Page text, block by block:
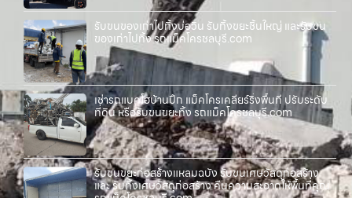
รับขนของเก่าไปทิ้งบ่อวิน รับทิ้งขยะชิ้นใหญ่ และรับขน
ของเก่าไปทิ้ง รถแม็คโครชลบุรี.com
เช่ารถแบคโฮบ้านปึก แม็คโครเคลียร์ริ่งพื้นที่ ปรับระดับ
ที่ดิน หรือรับขนขยะทิ้ง รถแม็คโครชลบุรี.com
รับขนขยะก่อสร้างแหลมฉบัง รับขนเศษวัสดุก่อสร้าง
และ รับทิ้งเศษวัสดุก่อสร้าง คืนความสะอาดให้พื้นที่คุณ